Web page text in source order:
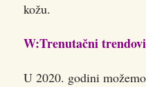
kožu.
W:Trenutačni
U 2020. godini